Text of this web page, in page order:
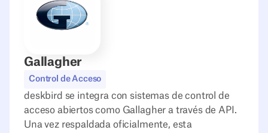
Gallagher
Control de Acceso
deskbird se integra con sistemas de control de
acceso abiertos como Gallagher a través de API.
Una vez respaldada oficialmente, esta